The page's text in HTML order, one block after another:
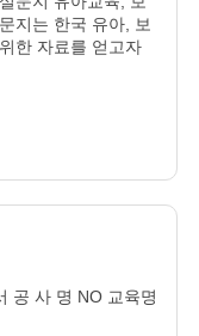
지는 한국 유아, 보
한 자료를 얻고자
공 사 명 NO 교육명